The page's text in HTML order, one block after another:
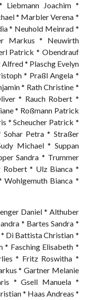
Liebmann Joachim *
* Marbler Verena *
* Neuhold Meinrad *
Markus * Neuwirth
Patrick * Obendrauf
* Plaschg Evelyn
* Praßl Angela *
* Rath Christine *
* Rauch Robert *
* Roßmann Patrick
* Scheucher Patrick *
Sohar Petra * Straßer
Michael * Suppan
Sandra * Trummer
* Ulz Bianca *
Bianca *
Daniel * Althuber
* Bartes Sandra *
Di Battista Christian *
* Fasching Elisabeth *
* Fritz Roswitha *
* Gartner Melanie
* Gsell Manuela *
* Haas Andreas *